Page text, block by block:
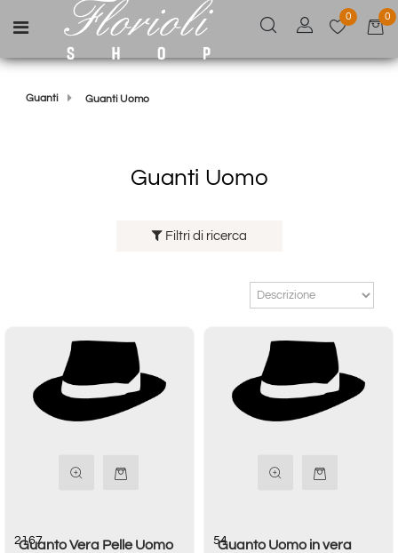
Open menu
0 0
Guanti Guanti Uomo
Guanti Uomo
Filtri di ricerca
2167
Guanto Vera Pelle Uomo
54
Guanto Uomo in vera